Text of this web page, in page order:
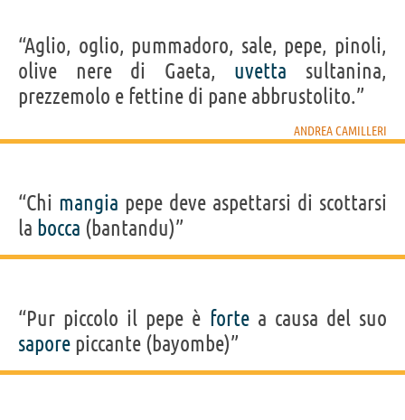
“Aglio, oglio, pummadoro, sale, pepe, pinoli,
olive nere di Gaeta, uvetta sultanina,
prezzemolo e fettine di pane abbrustolito.”
ANDREA CAMILLERI
“Chi mangia pepe deve aspettarsi di scottarsi
la bocca (bantandu)”
“Pur piccolo il pepe è fortea causa del suo
sapore piccante (bayombe)”